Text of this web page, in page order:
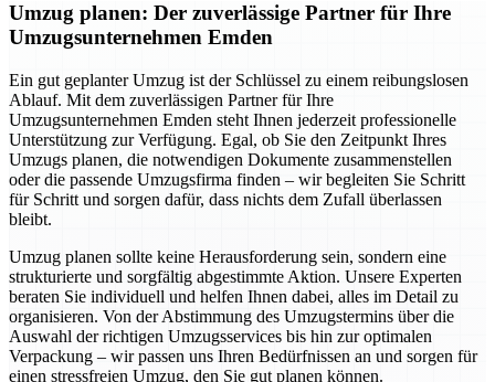
Umzug planen: Der zuverlässige Partner für Ihre
Umzugsunternehmen Emden
Ein gut geplanter Umzug ist der Schlüssel zu einem reibungslosen
Ablauf. Mit dem zuverlässigen Partner für Ihre
Umzugsunternehmen Emden steht Ihnen jederzeit professionelle
Unterstützung zur Verfügung. Egal, ob Sie den Zeitpunkt Ihres
Umzugs planen, die notwendigen Dokumente zusammenstellen
oder die passende Umzugsfirma finden – wir begleiten Sie Schritt
für Schritt und sorgen dafür, dass nichts dem Zufall überlassen
bleibt.
Umzug planen sollte keine Herausforderung sein, sondern eine
strukturierte und sorgfältig abgestimmte Aktion. Unsere Experten
beraten Sie individuell und helfen Ihnen dabei, alles im Detail zu
organisieren. Von der Abstimmung des Umzugstermins über die
Auswahl der richtigen Umzugsservices bis hin zur optimalen
Verpackung – wir passen uns Ihren Bedürfnissen an und sorgen für
einen stressfreien Umzug, den Sie gut planen können.